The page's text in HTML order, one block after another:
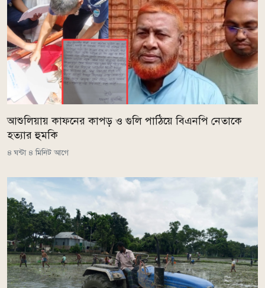
আশুলিয়ায় কাফনের কাপড় ও গুলি পাঠিয়ে বিএনপি নেতাকে
হত্যার হুমকি
৪ ঘন্টা ৪ মিনিট আগে